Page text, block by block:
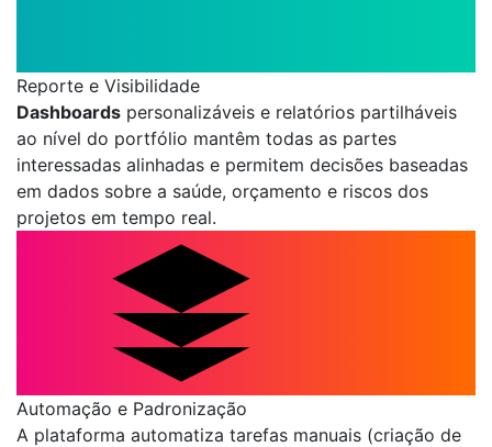
Reporte e Visibilidade
Dashboards personalizáveis e relatórios partilháveis
ao nível do portfólio mantêm todas as partes
interessadas alinhadas e permitem decisões baseadas
em dados sobre a saúde, orçamento e riscos dos
projetos em tempo real.
Automação e Padronização
A plataforma automatiza tarefas manuais (criação de